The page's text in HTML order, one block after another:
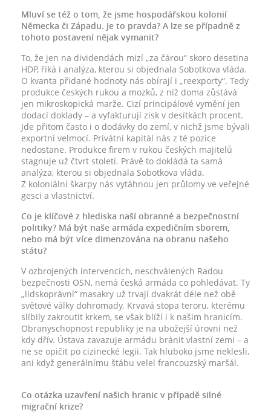
Mluví se též o tom, že jsme hospodářskou kolonií
Německa či Západu. Je to pravda? A lze se případně z
tohoto postavení nějak vymanit?
To, že jen na dividendách mizí „za čárou“ skoro desetina
HDP, říká i analýza, kterou si objednala Sobotkova vláda.
O kvanta přidané hodnoty nás obírají i „reexporty“. Tedy
produkce českých rukou a mozků, z níž doma zůstává
jen mikroskopická marže. Cizí principálové vymění jen
dodací doklady – a vyfakturují zisk v desítkách procent.
Jde přitom často i o dodávky do zemí, v nichž jsme bývali
exportní velmocí. Privátní kapitál nás z té pozice
nedostane. Produkce firem v rukou českých majitelů
stagnuje už čtvrt století. Právě to dokládá ta samá
analýza, kterou si objednala Sobotkova vláda.
Z koloniální škarpy nás vytáhnou jen průlomy ve veřejné
gesci a vlastnictví.
Co je klíčové z hlediska naší obranné a bezpečnostní
politiky? Má být naše armáda expedičním sborem,
nebo má být více dimenzována na obranu našeho
státu?
V ozbrojených intervencích, neschválených Radou
bezpečnosti OSN, nemá česká armáda co pohledávat. Ty
„lidskoprávní“ masakry už trvají dvakrát déle než obě
světové války dohromady. Krvavá stopa teroru, kterému
slíbily zakroutit krkem, se však blíží i k našim hranicím.
Obranyschopnost republiky je na ubožejší úrovni než
kdy dřív. Ústava zavazuje armádu bránit vlastní zemi – a
ne se opičit po cizinecké legii. Tak hluboko jsme neklesli,
ani když generálnímu štábu velel francouzský maršál.
Co otázka uzavření našich hranic v případě silné
migrační krize?